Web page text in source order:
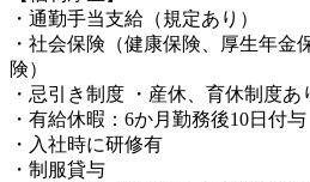
・通勤手当支給（規定あり）
・社会保険（健康保険、厚生年金
険）
・忌引き制度 ・産休、育休制度あ
・有給休暇：6か月勤務後10日付与
・入社時に研修有
・制服貸与